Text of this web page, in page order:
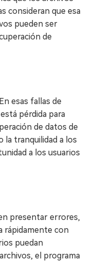
consideran que esa
pueden ser
de
esas fallas de
pérdida para
de datos de
la tranquilidad a los
a los usuarios
presentar errores,
rápidamente con
puedan
el programa